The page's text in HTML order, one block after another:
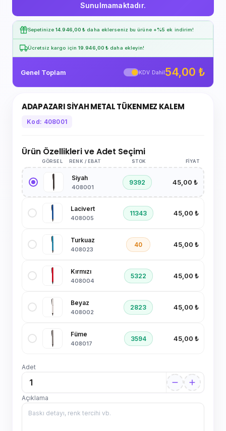
Sunulmamaktadır.
Sepetinize14.946,00 ₺ daha eklerseniz bu ürüne +%5 ek indirim!
Ücretsiz kargo için 19.946,00 ₺ daha ekleyin!
Genel Toplam KDV Dahil54,00 ₺
ADAPAZARI SİYAH METAL TÜKENMEZ KALEM
Kod: 408001
Ürün Özellikleri ve Adet Seçimi
GÖRSEL RENK / EBAT STOK FIYAT
Siyah
408001
9392 45,00 ₺
Lacivert
408005
11343 45,00 ₺
Turkuaz
408023
40 45,00 ₺
Kırmızı
408004
5322 45,00 ₺
Beyaz
408002
2823 45,00 ₺
Füme
408017
3594 45,00 ₺
Adet
Açıklama